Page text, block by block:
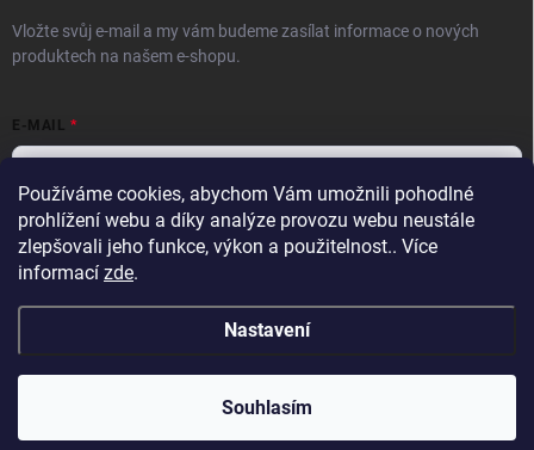
Používáme cookies, abychom Vám umožnili pohodlné
prohlížení webu a díky analýze provozu webu neustále
zlepšovali jeho funkce, výkon a použitelnost.. Více
informací zde.
Nastavení
Souhlasím
Vložte svůj e-mail a my vám budeme zasílat informace o nových
produktech na našem e-shopu.
E-MAIL
Vložením e-mailu souhlasíte spodmínkami ochrany osobních údajů
Přihlásit se
Gravon.cz . Všechna práva vyhrazena.